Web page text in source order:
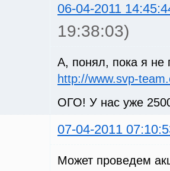
06-04-2011
19:38:03)
А, понял, пока я не
http://www.svp-
ОГО! У нас уже
07-04-2011
Может проведем